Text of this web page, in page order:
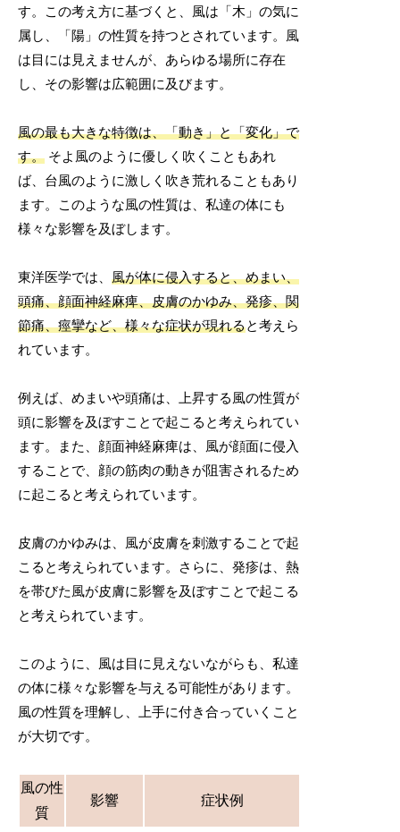
す。この考え方に基づくと、風は「木」の気に
属し、「陽」の性質を持つとされています。風
は目には見えませんが、あらゆる場所に存在
し、その影響は広範囲に及びます。
風の最も大きな特徴は、「動き」と「変化」で
す。 そよ風のように優しく吹くこともあれ
ば、台風のように激しく吹き荒れることもあり
ます。このような風の性質は、私達の体にも
様々な影響を及ぼします。
東洋医学では、風が体に侵入すると、めまい、
頭痛、顔面神経麻痺、皮膚のかゆみ、発疹、関
節痛、痙攣など、様々な症状が現れると考えら
れています。
例えば、めまいや頭痛は、上昇する風の性質が
頭に影響を及ぼすことで起こると考えられてい
ます。また、顔面神経麻痺は、風が顔面に侵入
することで、顔の筋肉の動きが阻害されるため
に起こると考えられています。
皮膚のかゆみは、風が皮膚を刺激することで起
こると考えられています。さらに、発疹は、熱
を帯びた風が皮膚に影響を及ぼすことで起こる
と考えられています。
このように、風は目に見えないながらも、私達
の体に様々な影響を与える可能性があります。
風の性質を理解し、上手に付き合っていくこと
が大切です。
風の性
質
影響 症状例